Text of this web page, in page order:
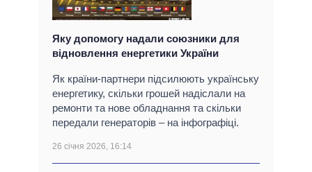
Яку допомогу надали союзники для
відновлення енергетики України
Як країни-партнери підсилюють українську
енергетику, скільки грошей надіслали на
ремонти та нове обладнання та скільки
передали генераторів – на інфографіці.
26 січня 2026, 16:14